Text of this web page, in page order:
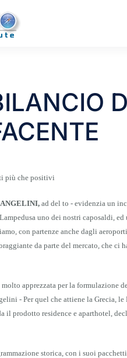
più che positivi
ad del to - evidenzia un
uno dei nostri caposaldi,
con partenze anche dagli
da parte del mercato, che
apprezzata per la formulazione
- Per quel che attiene la Grecia,
il prodotto residence e aparthotel,
storica, con i suoi